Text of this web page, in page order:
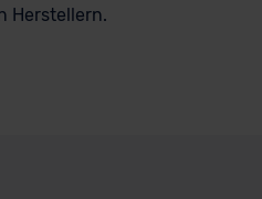
Herstellern.